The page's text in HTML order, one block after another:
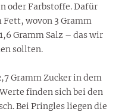
oder Farbstoffe. Dafür
Fett, wovon 3 Gramm
Gramm Salz – das wir
sollten.
Gramm Zucker in dem
finden sich bei den
Bei Pringles liegen die